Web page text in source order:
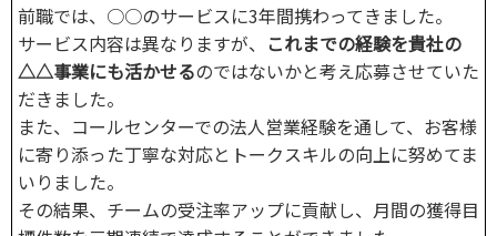
前職では、○○のサービスに3年間携わってきました。
サービス内容は異なりますが、 これまでの経験を貴社の
△△事業にも活かせるのではないかと考え応募させていた
だきました。
また、コールセンターでの法人営業経験を通して、お客様
に寄り添った丁寧な対応とトークスキルの向上に努めてま
いりました。
その結果、チームの受注率アップに貢献し、月間の獲得目